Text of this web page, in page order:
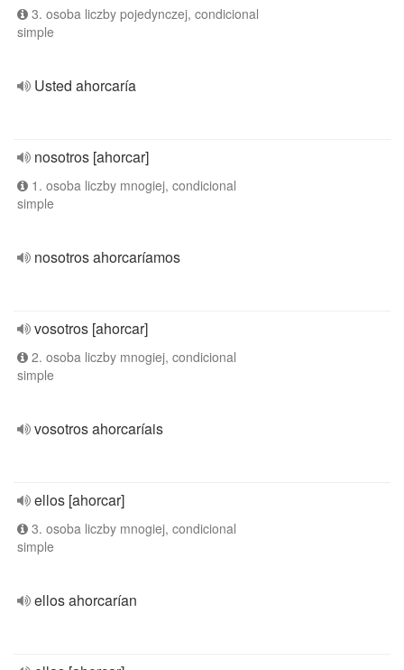
3. osoba liczby pojedynczej, condicional
simple
Usted ahorcaría
nosotros [ahorcar]
1. osoba liczby mnogiej, condicional
simple
nosotros ahorcaríamos
vosotros [ahorcar]
2. osoba liczby mnogiej, condicional
simple
vosotros ahorcaríais
ellos [ahorcar]
3. osoba liczby mnogiej, condicional
simple
ellos ahorcarían